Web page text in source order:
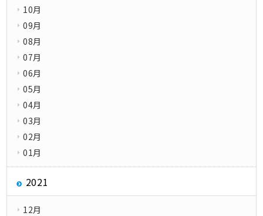
10月
09月
08月
07月
06月
05月
04月
03月
02月
01月
2021
12月